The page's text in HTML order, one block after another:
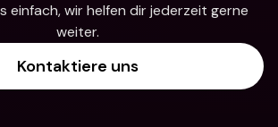
einfach, wir helfen dir jederzeit gerne
weiter.
Kontaktiere uns